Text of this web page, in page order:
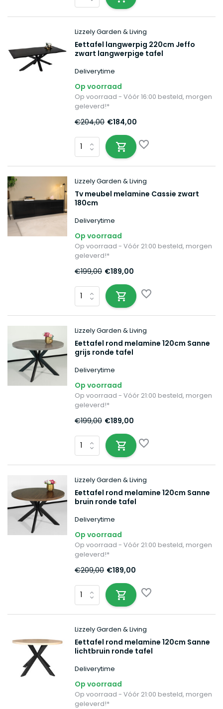
Lizzely Garden & Living
Eettafel langwerpig 220cm Jeffo
zwart langwerpige tafel
Deliverytime
Op voorraad
Op voorraad - Vóór 16:00 besteld, morgen
geleverd!*
€204,00 €184,00
Lizzely Garden & Living
Tv meubel melamine Cassie zwart
180cm
Deliverytime
Op voorraad
Op voorraad - Vóór 21:00 besteld, morgen
geleverd!*
€199,00 €189,00
Lizzely Garden & Living
Eettafel rond melamine 120cm Sanne
grijs ronde tafel
Deliverytime
Op voorraad
Op voorraad - Vóór 21:00 besteld, morgen
geleverd!*
€199,00 €189,00
Lizzely Garden & Living
Eettafel rond melamine 120cm Sanne
bruin ronde tafel
Deliverytime
Op voorraad
Op voorraad - Vóór 21:00 besteld, morgen
geleverd!*
€209,00 €189,00
Lizzely Garden & Living
Eettafel rond melamine 120cm Sanne
lichtbruin ronde tafel
Deliverytime
Op voorraad
Op voorraad - Vóór 21:00 besteld, morgen
geleverd!*